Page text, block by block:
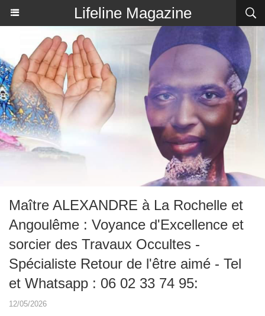
Lifeline Magazine
Maître ALEXANDRE à La Rochelle et
Angoulême : Voyance d'Excellence et
sorcier des Travaux Occultes -
Spécialiste Retour de l'être aimé - Tel
et Whatsapp : 06 02 33 74 95:
12/05/2026